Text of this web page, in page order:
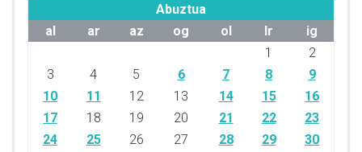
Abuztua
al
ar az og ol lr
ig
1
2
3
4 5 6 7 8
9
10
11 12 13 14 15
16
17
18 19 20 21 22
23
24
25 26 27 28 29
30